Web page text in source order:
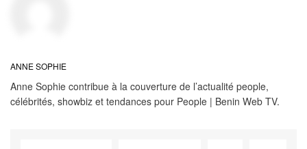
ANNE SOPHIE
Anne Sophie contribue à la couverture de l’actualité people,
célébrités, showbiz et tendances pour People | Benin Web TV.